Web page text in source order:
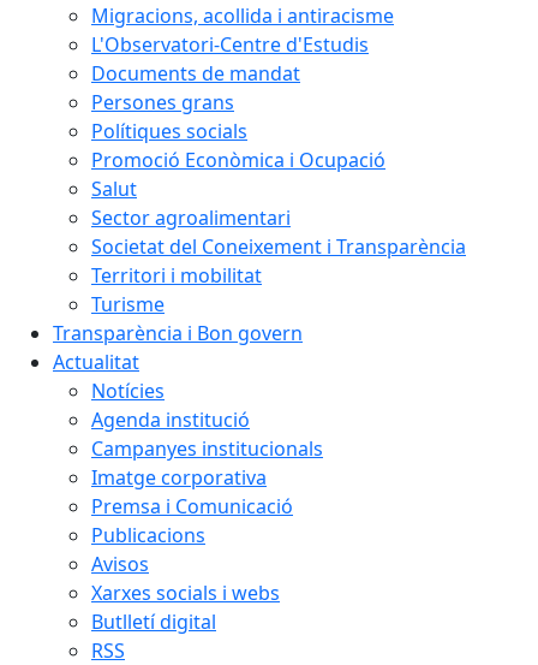
Migracions, acollida i antiracisme
L'Observatori-Centre d'Estudis
Documents de mandat
Persones grans
Polítiques socials
Promoció Econòmica i Ocupació
Salut
Sector agroalimentari
Societat del Coneixement i Transparència
Territori i mobilitat
Turisme
Transparència i Bon govern
Actualitat
Notícies
Agenda institució
Campanyes institucionals
Imatge corporativa
Premsa i Comunicació
Publicacions
Avisos
Xarxes socials i webs
Butlletí digital
RSS